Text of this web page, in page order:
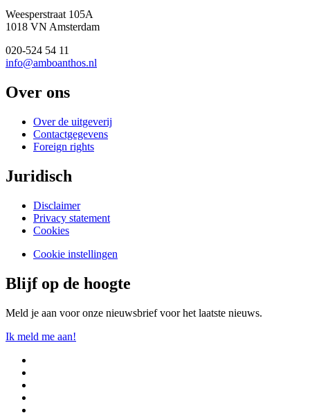
Weesperstraat 105A
1018 VN Amsterdam
020-524 54 11
info@amboanthos.nl
Over ons
Over de uitgeverij
Contactgegevens
Foreign rights
Juridisch
Disclaimer
Privacy statement
Cookies
Cookie instellingen
Blijf op de hoogte
Meld je aan voor onze nieuwsbrief voor het laatste nieuws.
Ik meld me aan!